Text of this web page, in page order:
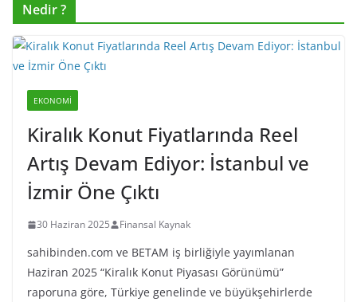
Nedir ?
EKONOMI
Kiralık Konut Fiyatlarında Reel
Artış Devam Ediyor: İstanbul ve
İzmir Öne Çıktı
30 Haziran 2025 Finansal Kaynak
sahibinden.com ve BETAM iş birliğiyle yayımlanan
Haziran 2025 “Kiralık Konut Piyasası Görünümü”
raporuna göre, Türkiye genelinde ve büyükşehirlerde